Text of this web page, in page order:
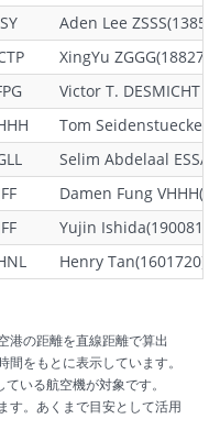
Aden Lee
XingYu
Victor T. DESMICHT
Tom
Selim Abdelaal
Damen Fung
Yujin
Henry Tan(1601720)
港の距離を直線距離で算出
をもとに表示しています。
いる航空機が対象です。
す。あくまで目安として活用